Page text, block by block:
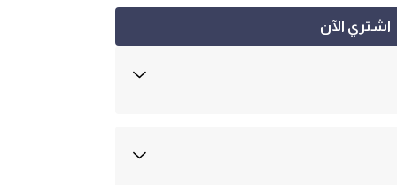
اشتري الآن